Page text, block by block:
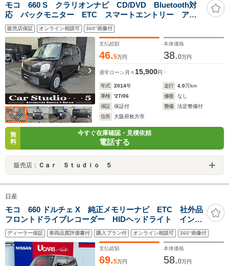
モコ 660 S クラリオンナビ CD/DVD Bluetooth対
応 バックモニター ETC スマートエントリー アイ
ドリングストップ
販売店保証 オンライン相談可 360°画像付
支払総額
46.5万円
本体価格
38.0万円
通常ローン 月々 15,900円
年式 2014年 走行 4.0万km
車検
'27/06 修復
なし
保証
保証付 整備
法定整備付
住所
大阪府枚方市
無
料
今すぐ在庫確認・見積依頼
電話する
販売店： Ｃａｒ Ｓｔｕｄｉｏ ５
日産
モコ 660 ドルチェ X 純正メモリーナビ ETC 社外品
フロントドライブレコーダー HIDヘッドライト インテ
リジェントキー
ディーラー保証 車両品質評価書付 購入プラン付 オンライン相談可 360°画像付
支払総額
69.5万円
本体価格
58.0万円